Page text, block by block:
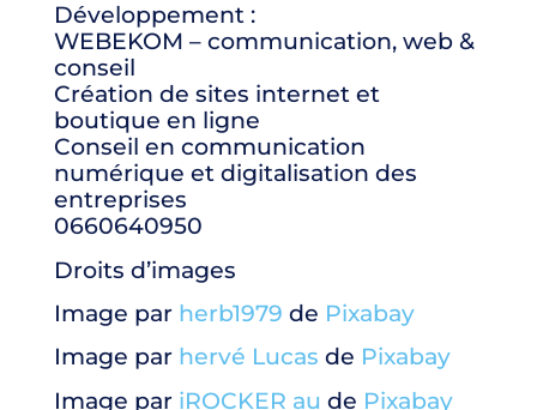
Développement :
WEBEKOM – communication, web &
conseil
Création de sites internet et
boutique en ligne
Conseil en communication
numérique et digitalisation des
entreprises
0660640950
Droits d’images
Image par herb1979 de Pixabay
Image par hervé Lucas de Pixabay
Image par iROCKER au de Pixabay